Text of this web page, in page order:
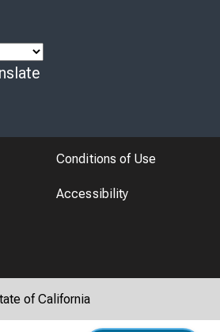
Conditions of Use
Accessibility
of California